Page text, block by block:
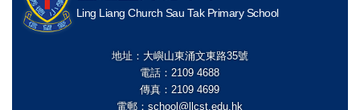
Ling Liang Church Sau Tak Primary School
地址：大嶼山東涌文東路35號
電話：2109 4688
傳真：2109 4699
電郵：school@llcst.edu.hk